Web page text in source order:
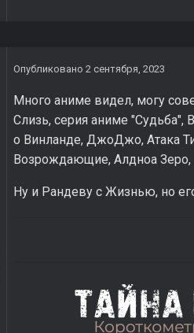
Опубликовано 2 сентября, 2023
Много аниме видел, могу
Слизь, серия аниме "Судьба",
о Винланде, ДжоДжо, Атака
Возрождающие, Алдноа
Ну и Рандеву с Жизнью, но